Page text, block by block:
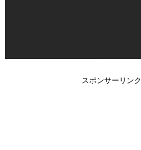
スポンサーリンク